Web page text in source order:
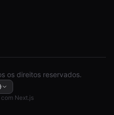
os direitos reservados.
Next.js